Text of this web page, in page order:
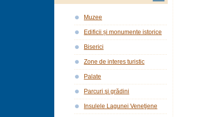
Muzee
Edificii și monumente istorice
Biserici
Zone de interes turistic
Palate
Parcuri şi grădini
Insulele Lagunei Veneţiene